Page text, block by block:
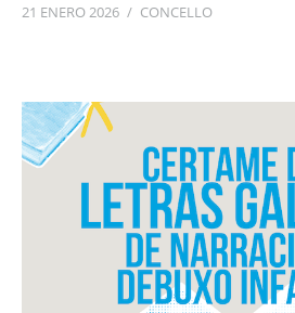
21 ENERO 2026 / CONCELLO